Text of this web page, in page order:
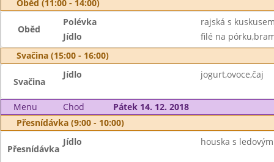
Oběd (11:00 - 14:00)
Oběd
Polévka
rajská s
Jídlo
filé na
Svačina (15:00 - 16:00)
Svačina
Jídlo jogurt,ovoce,čaj
Menu Chod
Pátek 14. 12. 2018
Přesnídávka (9:00 - 10:00)
Přesnídávka
Jídlo houska s